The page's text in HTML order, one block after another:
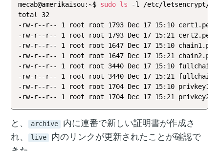
mecab@amerikaisou:~$ sudo ls -l /etc/letsencrypt/
total 32
-rw-r--r-- 1 root root 1793 Dec 17 15:10 cert1.pem
-rw-r--r-- 1 root root 1793 Dec 17 15:21 cert2.pem
-rw-r--r-- 1 root root 1647 Dec 17 15:10 chain1.pem
-rw-r--r-- 1 root root 1647 Dec 17 15:21 chain2.pem
-rw-r--r-- 1 root root 3440 Dec 17 15:10
-rw-r--r-- 1 root root 3440 Dec 17 15:21
-rw-r--r-- 1 root root 1704 Dec 17 15:10
と、 archive
内に連番で新しい証明書が作成さ
れ、 live
内のリンクが更新されたことが確認で